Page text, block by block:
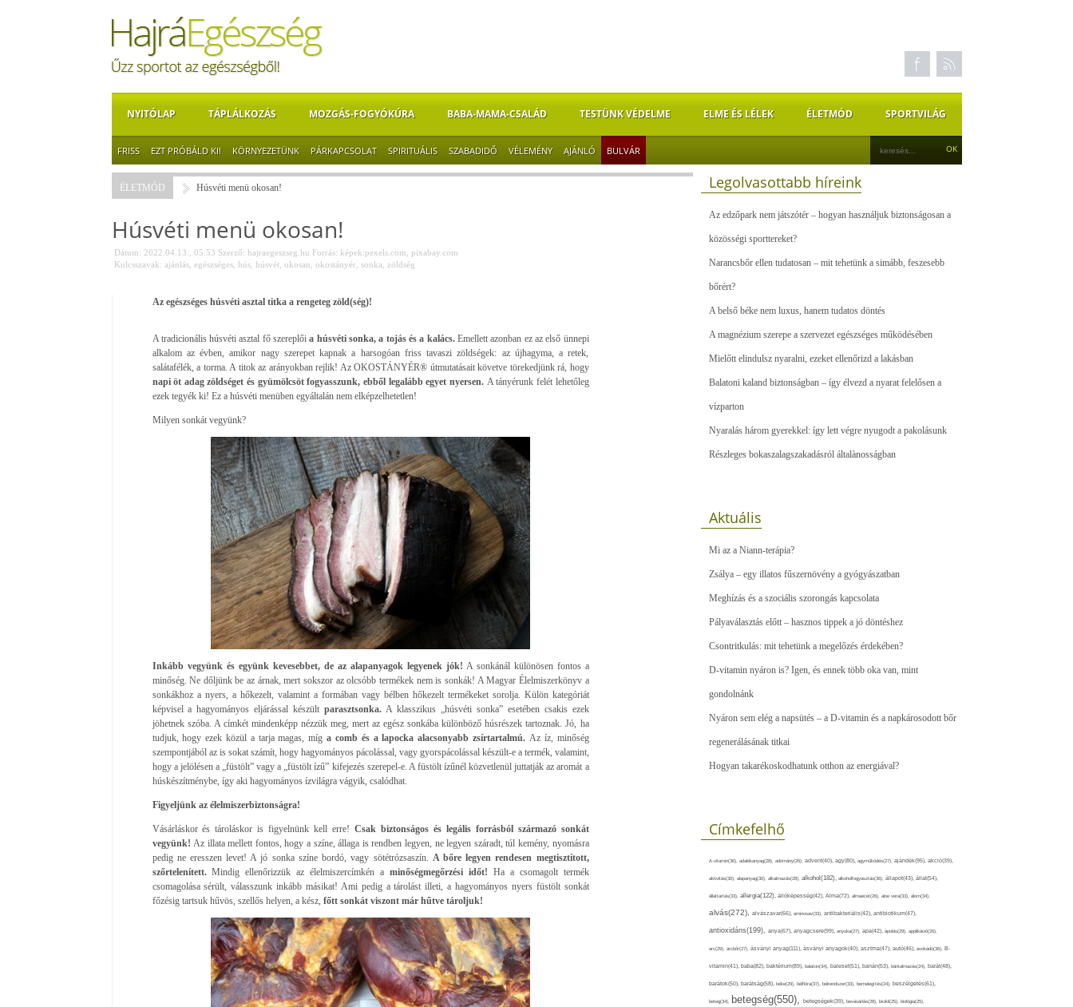
NYITÓLAP TÁPLÁLKOZÁS MOZGÁS-FOGYÓKÚRA BABA-MAMA-CSALÁD TESTÜNK VÉDELME ELME ÉS LÉLEK ÉLETMÓD SPORTVILÁG
FRISS EZT PRÓBÁLD KI! KÖRNYEZETÜNK PÁRKAPCSOLAT SPIRITUÁLIS SZABADIDŐ VÉLEMÉNY AJÁNLÓ BULVÁR
ÉLETMÓD Húsvéti menü okosan!
Húsvéti menü okosan!
Dátum: 2022.04.13., 05:53 Szerző: hajraegeszseg.hu Forrás: képek:pexels.com, pixabay.com
Kulcsszavak: ajánlás, egészséges, hús, húsvét, okosan okostányér, sonka zöldség
Az egészséges húsvéti asztal titka a rengeteg zöld(ség)!
A tradicionális húsvéti asztal fő szereplőia húsvéti sonka, a tojás és a kalács.Emellett azonban ez az első ünnepi
alkalom az évben, amikor nagy szerepet kapnak a harsogóan friss tavaszi zöldségek: az újhagyma, a retek,
salátafélék, a torma. A titok az arányokban rejlik! Az OKOSTÁNYÉR® útmutatásait követve törekedjünk rá, hogy
napi öt adag zöldséget és gyümölcsöt fogyasszunk, ebből legalább egyet nyersen. A tányérunk felét lehetőleg
ezek tegyék ki! Ez a húsvéti menüben egyáltalán nem elképzelhetetlen!
Milyen sonkát vegyünk?
Inkább vegyünk és együnk kevesebbet, de az alapanyagok legyenek jók! A sonkánál különösen fontos a
minőség. Ne dőljünk be az árnak, mert sokszor az olcsóbb termékek nem is sonkák! A Magyar Élelmiszerkönyv a
sonkákhoz a nyers, a hőkezelt, valamint a formában vagy bélben hőkezelt termékeket sorolja. Külön kategóriát
képvisel a hagyományos eljárással készült parasztsonka. A klasszikus „húsvéti sonka” esetében csakis ezek
jöhetnek szóba. A címkét mindenképp nézzük meg, mert az egész sonkába különböző húsrészek tartoznak. Jó, ha
tudjuk, hogy ezek közül a tarja magas, míga comb és a lapocka alacsonyabb zsírtartalmú. Az íz, minőség
szempontjából az is sokat számít, hogy hagyományos pácolással, vagy gyorspácolással készült-e a termék, valamint,
hogy a jelölésen a „füstölt” vagy a „füstölt ízű” kifejezés szerepel-e. A füstölt ízűnél közvetlenül juttatják az aromát a
húskészítménybe, így aki hagyományos ízvilágra vágyik, csalódhat.
Figyeljünk az élelmiszerbiztonságra!
Vásárláskor és tároláskor is figyelnünk kell erre! Csak biztonságos és legális forrásból származó sonkát
vegyünk! Az illata mellett fontos, hogy a színe, állaga is rendben legyen, ne legyen száradt, túl kemény, nyomásra
pedig ne eresszen levet! A jó sonka színe bordó, vagy sötétrózsaszín. A bőre legyen rendesen megtisztított,
szőrtelenített.Mindig ellenőrizzük az élelmiszercímkén a minőségmegőrzési időt! Ha a csomagolt termék
csomagolása sérült, válasszunk inkább másikat! Ami pedig a tárolást illeti, a hagyományos nyers füstölt sonkát
főzésig tartsuk hűvös, szellős helyen, a kész, főtt sonkát viszont már hűtve tároljuk!
Legolvasottabb híreink
Az edzőpark nem játszótér – hogyan használjuk biztonságosan a
közösségi sporttereket?
Narancsbőr ellen tudatosan – mit tehetünk a simább, feszesebb
bőrért?
A belső béke nem luxus, hanem tudatos döntés
A magnézium szerepe a szervezet egészséges működésében
Mielőtt elindulsz nyaralni, ezeket ellenőrizd a lakásban
Balatoni kaland biztonságban – így élvezd a nyarat felelősen a
vízparton
Nyaralás három gyerekkel: így lett végre nyugodt a pakolásunk
Részleges bokaszalagszakadásról általànosságban
Aktuális
Mi az a Niann-terápia?
Zsálya – egy illatos fűszernövény a gyógyászatban
Meghízás és a szociális szorongás kapcsolata
Pályaválasztás előtt – hasznos tippek a jó döntéshez
Csontritkulás: mit tehetünk a megelőzés érdekében?
D-vitamin nyáron is? Igen, és ennek több oka van, mint
gondolnánk
Nyáron sem elég a napsütés – a D-vitamin és a napkárosodott bőr
regenerálásának titkai
Hogyan takarékoskodhatunk otthon az energiával?
Címkefelhő
A-vitamin(36), adalékanyag(28), adomány(26), advent(40), agy(80), agyműködés(27), ajándék(95), akció(39),
aktivitás(30), alapanyag(30), alkalmazás(28), alkohol(182), alkoholfogyasztás(36), állapot(43), állat(54),
állattartás(33), allergia(122), állóképesség(42), Alma(72), almaecet(26), aloe vera(33), álom(34),
alvás(272), alvászavar(66), aminosav(33), antibakteriális(42), antibiotikum(47),
antioxidáns(199), anya(67), anyagcsere(99), anyuka(27), apa(42), ápolás(29), applikáció(26),
arc(29), arcbőr(27), ásványi anyag(111), ásványi anyagok(40), asztma(47), autó(46), avokádó(36), B-
vitamin(41), baba(82), baktérium(89), balaton(34), baleset(51), banán(53), bántalmazás(24), barát(48),
barátok(50), barátság(58), béke(29), bélflóra(37), bélrendszer(33), bemelegítés(24), beszélgetés(61),
beteg(34), betegség(550), betegségek(39), bevásárlás(28), bicikli(25), biológia(25),